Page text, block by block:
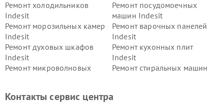
Ремонт холодильников
Indesit
Ремонт посудомоечных
машин Indesit
Ремонт морозильных камер
Indesit
Ремонт варочных панелей
Indesit
Ремонт духовых шкафов
Indesit
Ремонт кухонных плит
Indesit
Ремонт микроволновых
Ремонт стиральных машин
Indesit
Indesit
Контакты сервис центра